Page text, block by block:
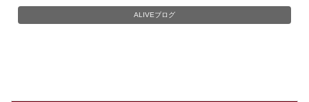
ALIVEブログ